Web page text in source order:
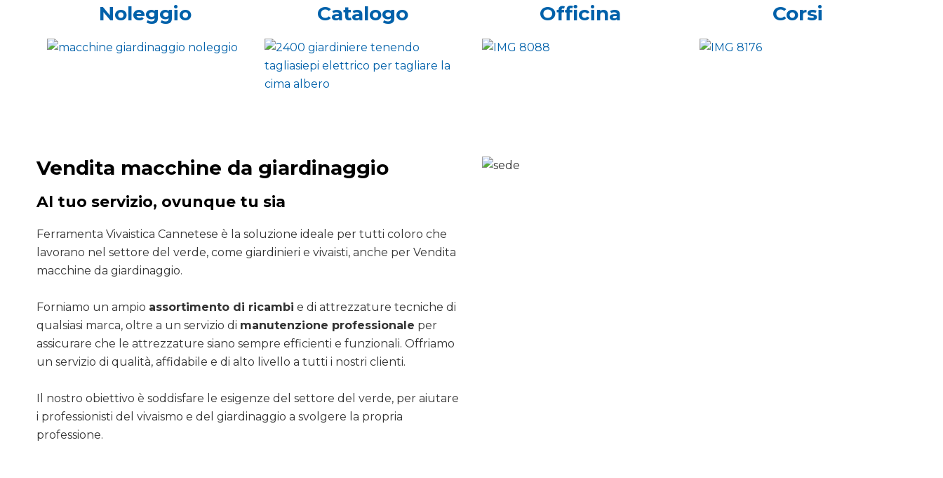
Noleggio Catalogo Officina Corsi
Vendita macchine da giardinaggio
Al tuo servizio, ovunque tu sia
Ferramenta Vivaistica Cannetese è la soluzione ideale per tutti coloro che
lavorano nel settore del verde, come giardinieri e vivaisti, anche per Vendita
macchine da giardinaggio.
Forniamo un ampio assortimento di ricambi e di attrezzature tecniche di
qualsiasi marca, oltre a un servizio di manutenzione professionale per
assicurare che le attrezzature siano sempre efficienti e funzionali. Offriamo
un servizio di qualità, affidabile e di alto livello a tutti i nostri clienti.
Il nostro obiettivo è soddisfare le esigenze del settore del verde, per aiutare
i professionisti del vivaismo e del giardinaggio a svolgere la propria
professione.